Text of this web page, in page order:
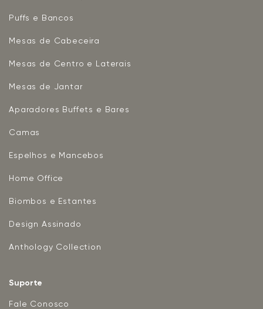
Puffs e Bancos
Mesas de Cabeceira
Mesas de Centro e Laterais
Mesas de Jantar
Aparadores Buffets e Bares
Camas
Espelhos e Mancebos
Home Office
Biombos e Estantes
Design Assinado
Anthology Collection
Suporte
Fale Conosco